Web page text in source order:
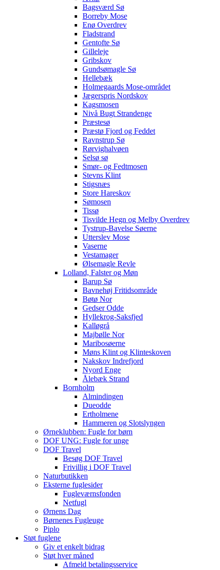
Bagsværd Sø
Borreby Mose
Enø Overdrev
Fladstrand
Gentofte Sø
Gilleleje
Gribskov
Gundsømagle Sø
Hellebæk
Holmegaards Mose-området
Jægerspris Nordskov
Kagsmosen
Nivå Bugt Strandenge
Præstesø
Præstø Fjord og Feddet
Ravnstrup Sø
Rørvighalvøen
Selsø sø
Smør- og Fedtmosen
Stevns Klint
Stigsnæs
Store Hareskov
Sømosen
Tissø
Tisvilde Hegn og Melby Overdrev
Tystrup-Bavelse Søerne
Utterslev Mose
Vaserne
Vestamager
Ølsemagle Revle
Lolland, Falster og Møn
Barup Sø
Bavnehøj Fritidsområde
Bøtø Nor
Gedser Odde
Hyllekrog-Saksfjed
Kalløgrå
Majbølle Nor
Maribosøerne
Møns Klint og Klinteskoven
Nakskov Indrefjord
Nyord Enge
Ålebæk Strand
Bornholm
Almindingen
Dueodde
Ertholmene
Hammeren og Slotslyngen
Ørneklubben: Fugle for børn
DOF UNG: Fugle for unge
DOF Travel
Besøg DOF Travel
Frivillig i DOF Travel
Naturbutikken
Eksterne fuglesider
Fugleværnsfonden
Netfugl
Ørnens Dag
Børnenes Fugleuge
Piplo
Støt fuglene
Giv et enkelt bidrag
Støt hver måned
Afmeld betalingsservice